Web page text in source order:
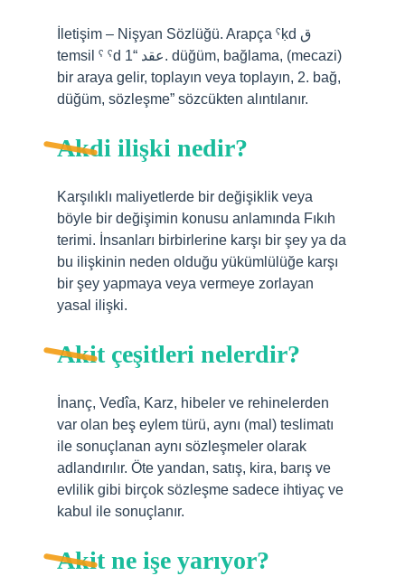
İletişim – Nişyan Sözlüğü. Arapça ˁḳd ق
temsil ˁ ˁd عقد “1. düğüm, bağlama, (mecazi)
bir araya gelir, toplayın veya toplayın, 2. bağ,
düğüm, sözleşme” sözcükten alıntılanır.
Akdi ilişki nedir?
Karşılıklı maliyetlerde bir değişiklik veya
böyle bir değişimin konusu anlamında Fıkıh
terimi. İnsanları birbirlerine karşı bir şey ya da
bu ilişkinin neden olduğu yükümlülüğe karşı
bir şey yapmaya veya vermeye zorlayan
yasal ilişki.
Akit çeşitleri nelerdir?
İnanç, Vedîa, Karz, hibeler ve rehinelerden
var olan beş eylem türü, aynı (mal) teslimatı
ile sonuçlanan aynı sözleşmeler olarak
adlandırılır. Öte yandan, satış, kira, barış ve
evlilik gibi birçok sözleşme sadece ihtiyaç ve
kabul ile sonuçlanır.
Akit ne işe yarıyor?